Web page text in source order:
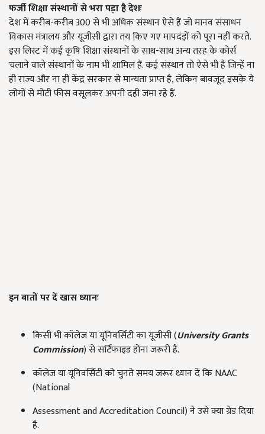
फर्जी शिक्षा संस्थानों से भरा पड़ा है देशः
देश में करीब-करीब 300 से भी अधिक संस्थान ऐसे हैं जो मानव संसाधन
विकास मंत्रालय और यूजीसी द्वारा तय किए गए मापदंड़ों को पूरा नहीं करते.
इस लिस्ट में कई कृषि शिक्षा संस्थानों के साथ-साथ अन्य तरह के कोर्स
चलाने वाले संस्थानों के नाम भी शामिल हैं. कई संस्थान तो ऐसे भी हैं जिन्हें ना
ही राज्य और ना ही केंद्र सरकार से मान्यता प्राप्त है, लेकिन बावजूद इसके ये
लोगों से मोटी फीस वसूलकर अपनी दही जमा रहे हैं.
इन बातों पर दें खास ध्यानः
किसी भी कॉलेज या यूनिवर्सिटी का यूजीसी (University Grants
Commission) से सर्टिफाइड होना जरूरी है.
कॉलेज या यूनिवर्सिटी को चुनते समय जरूर ध्यान दें कि NAAC
(National
Assessment and Accreditation Council) ने उसे क्या ग्रेड दिया
है.